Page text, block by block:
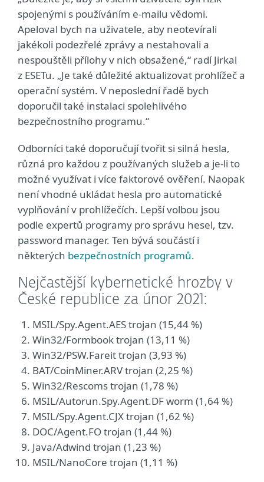
spojenými s používáním e-mailu vědomi.
Apeloval bych na uživatele, aby neotevírali
jakékoli podezřelé zprávy a nestahovali a
nespouštěli přílohy v nich obsažené,“ radí Jirkal
z ESETu. „Je také důležité aktualizovat prohlížeč a
operační systém. V neposlední řadě bych
doporučil také instalaci spolehlivého
bezpečnostního programu.“
Odborníci také doporučují tvořit si silná hesla,
různá pro každou z používaných služeb a je-li to
možné využívat i více faktorové ověření. Naopak
není vhodné ukládat hesla pro automatické
vyplňování v prohlížečích. Lepší volbou jsou
podle expertů programy pro správu hesel, tzv.
password manager. Ten bývá součástí i
některých bezpečnostních programů.
Nejčastější kybernetické hrozby v
České republice za únor 2021:
MSIL/Spy.Agent.AES trojan (15,44 %)
Win32/Formbook trojan (13,11 %)
Win32/PSW.Fareit trojan (3,93 %)
BAT/CoinMiner.ARV trojan (2,25 %)
Win32/Rescoms trojan (1,78 %)
MSIL/Autorun.Spy.Agent.DF worm (1,64 %)
MSIL/Spy.Agent.CJX trojan (1,62 %)
DOC/Agent.FO trojan (1,44 %)
Java/Adwind trojan (1,23 %)
MSIL/NanoCore trojan (1,11 %)